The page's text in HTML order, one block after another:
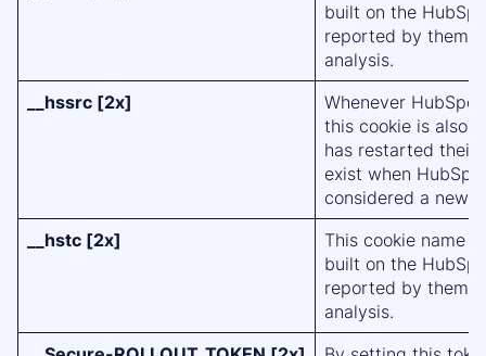
built on the
reported by them
analysis.
__hssrc [2x]
Whenever
this cookie is also
has restarted their
exist when
considered a new
__hstc [2x]
This cookie name
built on the
reported by them
analysis.